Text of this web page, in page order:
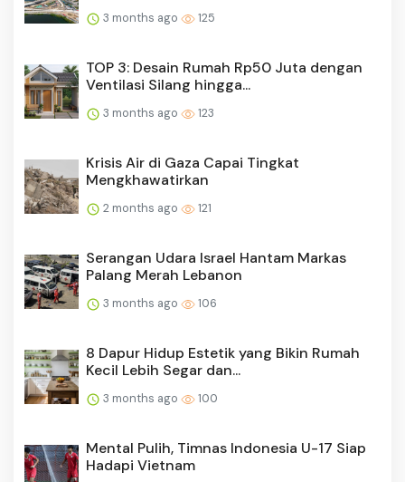
3 months ago 125
TOP 3: Desain Rumah Rp50 Juta dengan
Ventilasi Silang hingga...
3 months ago 123
Krisis Air di Gaza Capai Tingkat
Mengkhawatirkan
2 months ago 121
Serangan Udara Israel Hantam Markas
Palang Merah Lebanon
3 months ago 106
8 Dapur Hidup Estetik yang Bikin Rumah
Kecil Lebih Segar dan...
3 months ago 100
Mental Pulih, Timnas Indonesia U-17 Siap
Hadapi Vietnam